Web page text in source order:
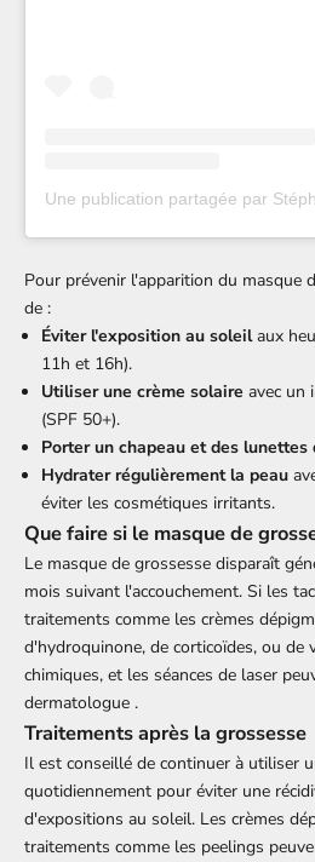
Pour prévenir l'apparition du masque
de :
Éviter l'exposition au soleilaux
11h et 16h).
Utiliser une crème solaire avec un
(SPF 50+).
Porter un chapeau et des lunettes
Hydrater régulièrement la peau
éviter les cosmétiques irritants.
Que faire si le masque de
Le masque de grossesse disparaît
mois suivant l'accouchement. Si les
traitements comme les crèmes
d'hydroquinone, de corticoïdes, ou de
chimiques, et les séances de laser
dermatologue .
Traitements après la grossesse
Il est conseillé de continuer à utiliser
quotidiennement pour éviter une
d'expositions au soleil. Les crèmes
traitements comme les peelings